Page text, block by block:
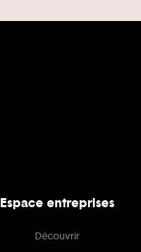
Espace entreprises
Découvrir